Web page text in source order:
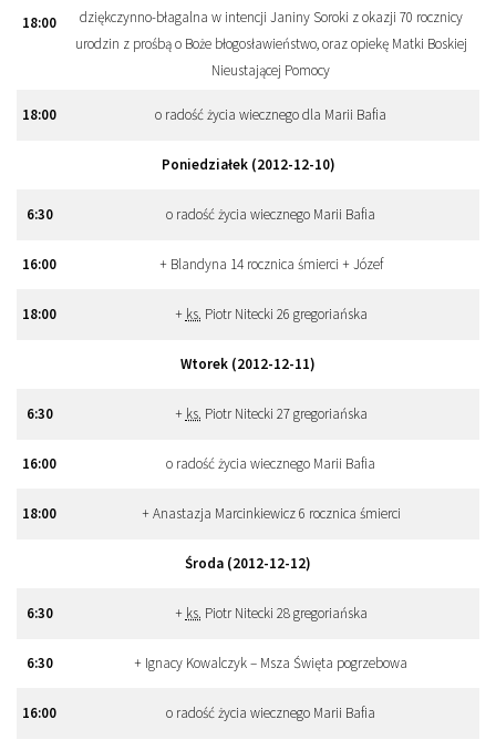
18:00
dziękczynno-błagalna w intencji Janiny Soroki z okazji 70 rocznicy
urodzin z prośbą o Boże błogosławieństwo, oraz opiekę Matki Boskiej
Nieustającej Pomocy
18:00 o radość życia wiecznego dla Marii Bafia
Poniedziałek (2012-12-10)
6:30 o radość życia wiecznego Marii Bafia
16:00 + Blandyna 14 rocznica śmierci + Józef
18:00 + ks. Piotr Nitecki 26 gregoriańska
Wtorek (2012-12-11)
6:30 + ks. Piotr Nitecki 27 gregoriańska
16:00 o radość życia wiecznego Marii Bafia
18:00 + Anastazja Marcinkiewicz 6 rocznica śmierci
Środa (2012-12-12)
6:30 + ks. Piotr Nitecki 28 gregoriańska
6:30 + Ignacy Kowalczyk – Msza Święta pogrzebowa
16:00 o radość życia wiecznego Marii Bafia